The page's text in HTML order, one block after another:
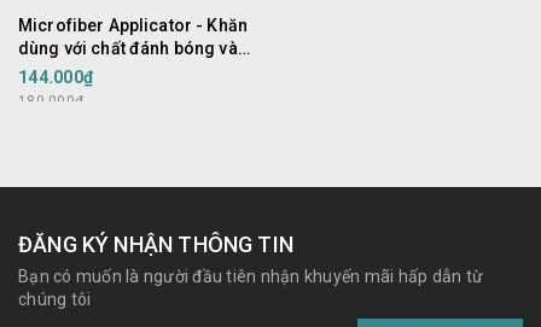
Microfiber Applicator - Khăn
dùng với chất đánh bóng và
dưỡng - dạng tròn
144.000₫
180.000₫
ĐĂNG KÝ NHẬN THÔNG TIN
Bạn có muốn là người đầu tiên nhận khuyến mãi hấp dẫn từ
chúng tôi